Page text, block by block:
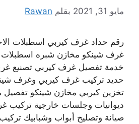
مايو 31, 2021 بقلم Rawan
رقم حداد غرف كيربي اسطبلات
غرف شينكو مخازن شبره اسطبلات
خدمة تفصيل غرف كيربي تصنيع
حديد تركيب غرف كيربي وغرف
تخزين كيربي مخازن شينكو تفصيل
ديوانيات وجلسات خارجية
صيانة وتصليح أبواب وشبابيك